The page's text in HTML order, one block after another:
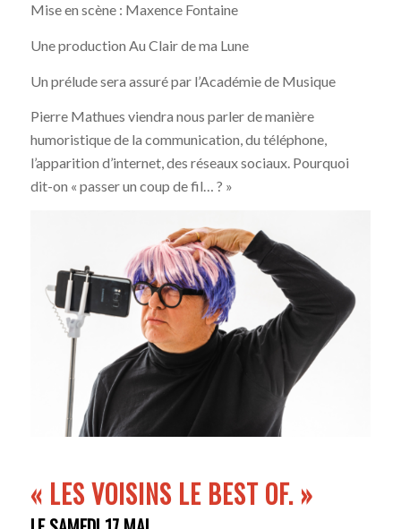
Mise en scène : Maxence Fontaine
Une production Au Clair de ma Lune
Un prélude sera assuré par l’Académie de Musique
Pierre Mathues viendra nous parler de manière
humoristique de la communication, du téléphone,
l’apparition d’internet, des réseaux sociaux. Pourquoi
dit-on « passer un coup de fil… ? »
« LES VOISINS LE BEST OF. »